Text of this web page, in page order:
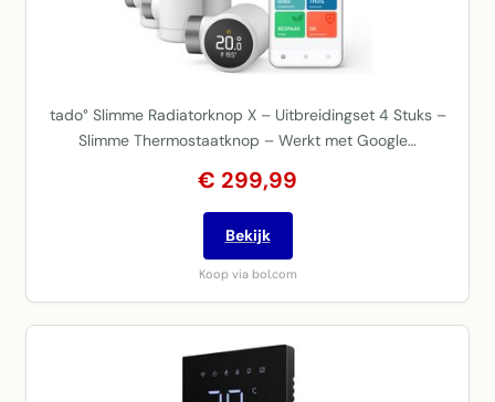
tado° Slimme Radiatorknop X – Uitbreidingset 4 Stuks –
Slimme Thermostaatknop – Werkt met Google…
€ 299,99
Bekijk
Koop via bol.com